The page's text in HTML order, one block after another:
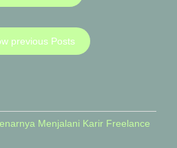
previous Posts
Menjalani Karir Freelance